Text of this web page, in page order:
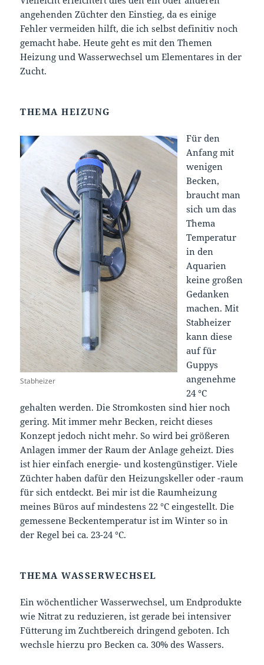
angehenden Züchter den Einstieg, da es einige
Fehler vermeiden hilft, die ich selbst definitiv noch
gemacht habe. Heute geht es mit den Themen
Heizung und Wasserwechsel um Elementares in der
Zucht.
THEMA HEIZUNG
Stabheizer
Für den
Anfang mit
wenigen
Becken,
braucht man
sich um das
Thema
Temperatur
in den
Aquarien
keine großen
Gedanken
machen. Mit
Stabheizer
kann diese
auf für
Guppys
angenehme
24 °C
gehalten werden. Die Stromkosten sind hier noch
gering. Mit immer mehr Becken, reicht dieses
Konzept jedoch nicht mehr. So wird bei größeren
Anlagen immer der Raum der Anlage geheizt. Dies
ist hier einfach energie- und kostengünstiger. Viele
Züchter haben dafür den Heizungskeller oder -raum
für sich entdeckt. Bei mir ist die Raumheizung
meines Büros auf mindestens 22 °C eingestellt. Die
gemessene Beckentemperatur ist im Winter so in
der Regel bei ca. 23-24 °C.
THEMA WASSERWECHSEL
Ein wöchentlicher Wasserwechsel, um Endprodukte
wie Nitrat zu reduzieren, ist gerade bei intensiver
Fütterung im Zuchtbereich dringend geboten. Ich
wechsle hierzu pro Becken ca. 30% des Wassers.